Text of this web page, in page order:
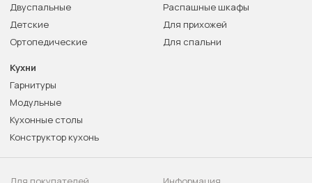
Двуспальные
Детские
Ортопедические
Распашные шкафы
Для прихожей
Для спальни
Кухни
Гарнитуры
Модульные
Кухонные столы
Конструктор кухонь